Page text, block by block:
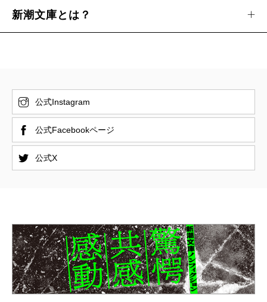
新潮文庫とは？
公式Instagram
公式Facebookページ
公式X